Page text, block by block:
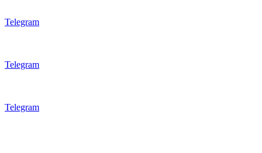
Telegram
Telegram
Telegram